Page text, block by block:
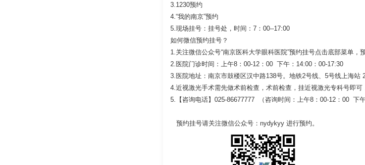
3.1230预约
4.“我的南京”预约
5.现场挂号：挂号处，时间：7：00--17:00
如何微信预约挂号？
1.关注微信公众号“南京医科大学眼科医院”预约挂号点击底部菜单，
2.医院门诊时间：上午8：00-12：00 下午：14:00：00-17:30
3.医院地址：南京市鼓楼区汉中路138号。地铁2号线、5号线上海站
4.近视激光手术需先做术前检查，术前检查，挂近视激光专科号即
5.【咨询电话】025-86677777 （咨询时间： 上午8：00-12：00 下
预约挂号请关注微信公众号：nydykyy 进行预约。